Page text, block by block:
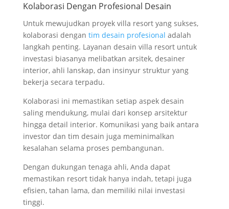
Kolaborasi Dengan Profesional Desain
Untuk mewujudkan proyek villa resort yang sukses,
kolaborasi dengan tim desain profesional adalah
langkah penting. Layanan desain villa resort untuk
investasi biasanya melibatkan arsitek, desainer
interior, ahli lanskap, dan insinyur struktur yang
bekerja secara terpadu.
Kolaborasi ini memastikan setiap aspek desain
saling mendukung, mulai dari konsep arsitektur
hingga detail interior. Komunikasi yang baik antara
investor dan tim desain juga meminimalkan
kesalahan selama proses pembangunan.
Dengan dukungan tenaga ahli, Anda dapat
memastikan resort tidak hanya indah, tetapi juga
efisien, tahan lama, dan memiliki nilai investasi
tinggi.